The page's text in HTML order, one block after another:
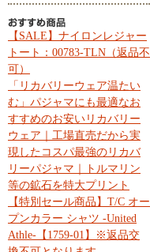
【SALE】ナイロンレジャー
トート：00783-TLN（返品不
可）
「リカバリーウェア温たい
む」パジャマにも最適なお
すすめのお安いリカバリー
ウェア｜工場直売だから実
現したコスパ最強のリカバ
リーパジャマ｜トルマリン
等の鉱石を特大プリント
【特別セール商品】T/C オー
プンカラー シャツ -United
Athle-【1759-01】※返品交